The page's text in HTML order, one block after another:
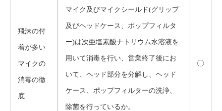
飛沫の付
着が多い
マイクの
消毒の徹
底
マイク及びマイクシールド(グリップ
及びヘッドケース、ポップフィルタ
ー)は次亜塩素酸ナトリウム水溶液を
用いて消毒を行い、営業終了後にお
いて、ヘッド部分を分解し、ヘッド
ケース、ポップフィルターの洗浄、
除菌を行っているか。
〇